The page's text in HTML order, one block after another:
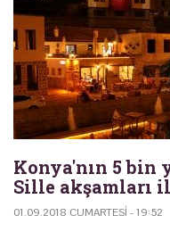
Konya'nın 5 bin
Sille akşamları
01.09.2018 CUMARTESI - 19:52